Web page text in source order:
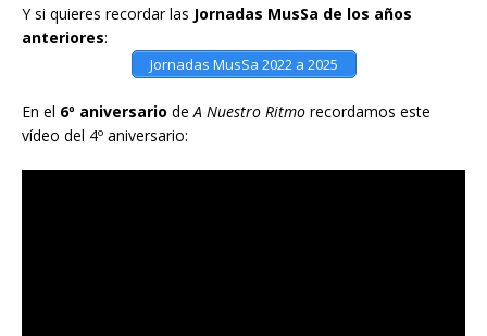
Y si quieres recordar las Jornadas MusSa de los años
anteriores:
Jornadas MusSa 2022 a 2025
En el 6º aniversario deA Nuestro Ritmo recordamos este
vídeo del 4º aniversario: